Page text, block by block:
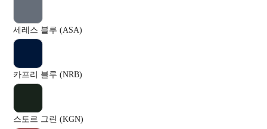
세레스 블루 (ASA)
카프리 블루 (NRB)
스토르 그린 (KGN)